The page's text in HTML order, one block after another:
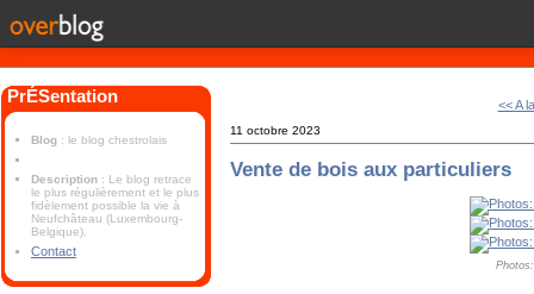
PrÉSentation
Blog : le blog chestrolais
Description : Le blog retrace
le plus régulièrement et le plus
fidèlement possible la vie à
Neufchâteau (Luxembourg-
Belgique).
Contact
<< A
11 octobre 2023
Vente de bois aux particuliers